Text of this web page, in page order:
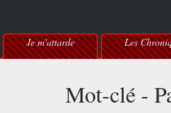
Je m'attarde Les
Mot-clé -